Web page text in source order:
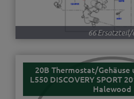
66 Ersatzteil/
20B Thermostat/
L550 DISCOVERY SPORT
Halewood